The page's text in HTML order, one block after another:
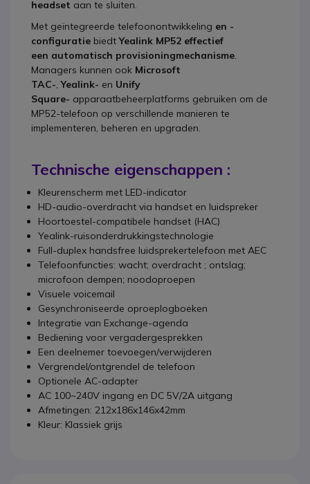
headset aan te sluiten.
Met geïntegreerde telefoonontwikkeling en -
configuratie biedtYealink MP52 effectief
een automatisch provisioningmechanisme.
Managers kunnen ook Microsoft
TAC-,Yealink- en Unify
Square- apparaatbeheerplatforms gebruiken om de
MP52-telefoon op verschillende manieren te
implementeren, beheren en upgraden.
Technische eigenschappen :
Kleurenscherm met LED-indicator
HD-audio-overdracht via handset en luidspreker
Hoortoestel-compatibele handset (HAC)
Yealink-ruisonderdrukkingstechnologie
Full-duplex handsfree luidsprekertelefoon met AEC
Telefoonfuncties: wacht; overdracht ; ontslag;
microfoon dempen; noodoproepen
Visuele voicemail
Gesynchroniseerde oproeplogboeken
Integratie van Exchange-agenda
Bediening voor vergadergesprekken
Een deelnemer toevoegen/verwijderen
Vergrendel/ontgrendel de telefoon
Optionele AC-adapter
AC 100~240V ingang en DC 5V/2A uitgang
Afmetingen: 212x186x146x42mm
Kleur: Klassiek grijs